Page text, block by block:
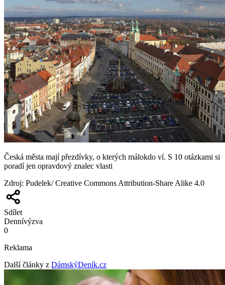
Česká města mají přezdívky, o kterých málokdo ví. S 10 otázkami si
poradí jen opravdový znalec vlasti
Zdroj: Pudelek/ Creative Commons Attribution-Share Alike 4.0
Sdílet
Dennívýzva
0
Reklama
Další články z DámskýDeník.cz